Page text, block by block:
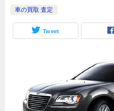
車の買取 査定
Tweet